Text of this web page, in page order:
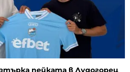
пейката в Лудогорец